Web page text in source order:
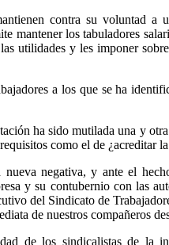
contra su voluntad
mantener los tabuladores
utilidades y les imponer
a los que se ha
ha sido mutilada una y
como el de ¿acreditar
negativa, y ante el
y su contubernio con las
del Sindicato de
de nuestros compañeros
de los sindicalistas de la